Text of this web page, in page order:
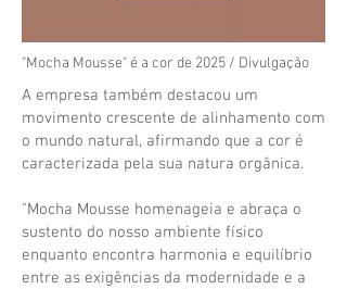
"Mocha Mousse" é a cor de 2025 / Divulgação
A empresa também destacou um
movimento crescente de alinhamento com
o mundo natural, afirmando que a cor é
caracterizada pela sua natura orgânica.
"Mocha Mousse homenageia e abraça o
sustento do nosso ambiente físico
enquanto encontra harmonia e equilíbrio
entre as exigências da modernidade e a